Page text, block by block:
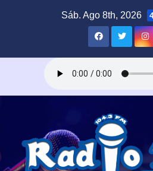
Sáb. Ago 8th, 2026